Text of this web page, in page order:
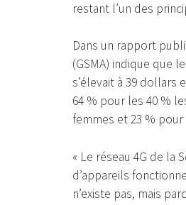
restant l’un des
Dans un rapport
(GSMA) indique que
s’élevait à 39 dollars
64 % pour les 40 %
femmes et 23 %
« Le réseau 4G de la
d’appareils
n’existe pas, mais